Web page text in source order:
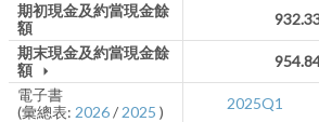
期初現金及約當現金餘
額
期末現金及約當現金餘
額 arrow_drop_down
電子書
(彙總表: 2026/ 2025 ) 2025Q1